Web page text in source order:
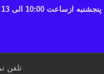
پنجشنبه ازساعت 10:00 الی 13
تلفن تماس :